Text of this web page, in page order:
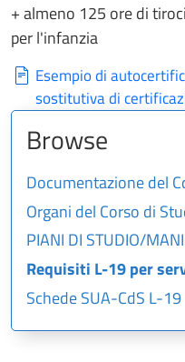
+ almeno 125 ore di
per l'infanzia
Esempio di
sostitutiva di
Browse
Documentazione del
Organi del Corso di
PIANI DI STUDIO/
Requisiti L-19 per
Schede SUA-CdS L-19